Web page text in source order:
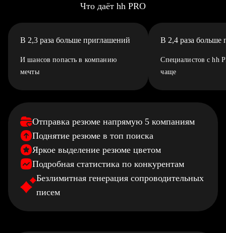
Что даёт hh PRO
В 2,3 раза больше приглашений
И шансов попасть в компанию
мечты
В 2,4 раза больше
Специалистов с hh
чаще
Отправка резюме напрямую 5 компаниям
Поднятие резюме в топ поиска
Яркое выделение резюме цветом
Подробная статистика по конкурентам
Безлимитная генерация сопроводительных
писем